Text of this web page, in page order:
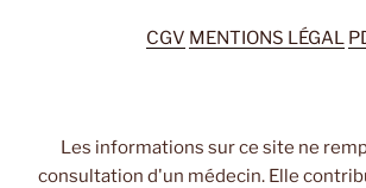
CGV MENTIONS LÉGAL
Les informations sur ce site ne
consultation d'un médecin. Elle